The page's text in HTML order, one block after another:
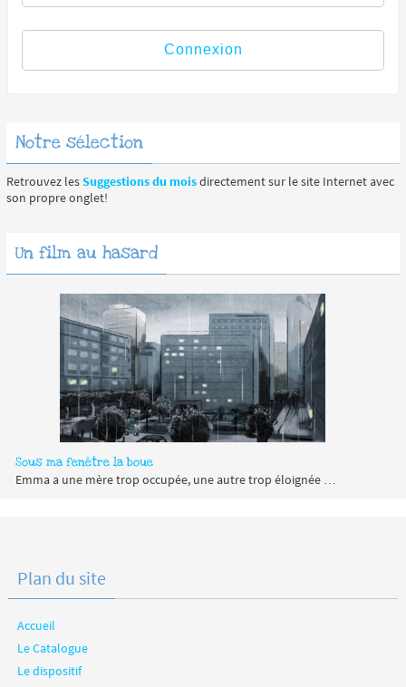
Notre sélection
Retrouvez les Suggestions du moisdirectement sur le site Internet avec
son propre onglet!
Un film au hasard
Sous ma fenêtre la boue
Emma a une mère trop occupée, une autre trop éloignée …
Plan du site
Accueil
Le Catalogue
Le dispositif